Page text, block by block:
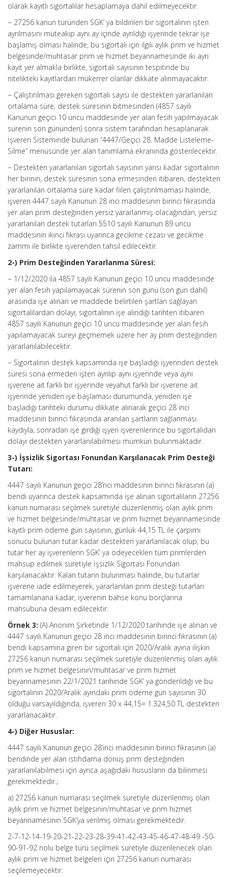
olarak kayıtlı sigortalılar hesaplamaya dahil edilmeyecektir.
− 27256 kanun türünden SGK’ ya bildirilen bir sigortalının işten
ayrılmasını müteakip aynı ay içinde ayrıldığı işyerinde tekrar işe
başlamış olması halinde, bu sigortalı için ilgili aylık prim ve hizmet
belgesinde/muhtasar prim ve hizmet beyannamesinde iki ayrı
kayıt yer almakla birlikte, sigortalı sayısının tespitinde bu
nitelikteki kayıtlardan mükerrer olanlar dikkate alınmayacaktır.
− Çalıştırılması gereken sigortalı sayısı ile destekten yararlanılan
ortalama süre, destek süresinin bitmesinden (4857 sayılı
Kanunun geçici 10 uncu maddesinde yer alan fesih yapılmayacak
sürenin son gününden) sonra sistem tarafından hesaplanarak
İşveren Sisteminde bulunan “4447/Geçici 28. Madde Listeleme-
Silme” menüsünde yer alan tanımlama ekranında gösterilecektir.
− Destekten yararlanılan sigortalı sayısının yarısı kadar sigortalının
her birinin, destek süresinin sona ermesinden itibaren, destekten
yararlanılan ortalama süre kadar fiilen çalıştırılmaması halinde,
işveren 4447 sayılı Kanunun 28 inci maddesinin birinci fıkrasında
yer alan prim desteğinden yersiz yararlanmış olacağından, yersiz
yararlanılan destek tutarları 5510 sayılı Kanunun 89 uncu
maddesinin ikinci fıkrası uyarınca gecikme cezası ve gecikme
zammı ile birlikte işverenden tahsil edilecektir.
2-) Prim Desteğinden Yararlanma Süresi:
− 1/12/2020 ila 4857 sayılı Kanunun geçici 10 uncu maddesinde
yer alan fesih yapılamayacak sürenin son günü (son gün dahil)
arasında işe alınan ve maddede belirtilen şartları sağlayan
sigortalılardan dolayı, sigortalının işe alındığı tarihten itibaren
4857 sayılı Kanunun geçici 10 uncu maddesinde yer alan fesih
yapılamayacak süreyi geçmemek üzere her ay prim desteğinden
yararlanılabilecektir.
− Sigortalının destek kapsamında işe başladığı işyerinden destek
süresi sona ermeden işten ayrılıp aynı işyerinde veya aynı
işverene ait farklı bir işyerinde veyahut farklı bir işverene ait
işyerinde yeniden işe başlaması durumunda, yeniden işe
başladığı tarihteki durumu dikkate alınarak geçici 28 inci
maddesinin birinci fıkrasında aranılan şartların sağlanması
kaydıyla, sonradan işe girdiği işyeri işverenlerince bu sigortalıdan
dolayı destekten yararlanılabilmesi mümkün bulunmaktadır.
3-) İşsizlik Sigortası Fonundan Karşılanacak Prim Desteği
Tutarı:
4447 sayılı Kanunun geçici 28’nci maddesinin birinci fıkrasının (a)
bendi uyarınca destek kapsamında işe alınan sigortalıların 27256
kanun numarası seçilmek suretiyle düzenlenmiş olan aylık prim
ve hizmet belgesinde/muhtasar ve prim hizmet beyannamesinde
kayıtlı prim ödeme gün sayısının, günlük 44,15 TL ile çarpımı
sonucu bulunan tutar kadar destekten yararlanılacak olup, bu
tutar her ay işverenlerin SGK’ ya ödeyecekleri tüm primlerden
mahsup edilmek suretiyle İşsizlik Sigortası Fonundan
karşılanacaktır. Kalan tutarın bulunması halinde, bu tutarlar
işverene iade edilmeyerek, yararlanılan prim desteği tutarları
tamamlanana kadar, işverenin bahse konu borçlarına
mahsubuna devam edilecektir.
Örnek 3: (A) Anonim Şirketinde 1/12/2020 tarihinde işe alınan ve
4447 sayılı Kanunun geçici 28 inci maddesinin birinci fıkrasının (a)
bendi kapsamına giren bir sigortalı için 2020/Aralık ayına ilişkin
27256 kanun numarası seçilmek suretiyle düzenlenmiş olan aylık
prim ve hizmet belgesinin/muhtasar ve prim hizmet
beyannamesinin 22/1/2021 tarihinde SGK’ ya gönderildiği ve bu
sigortalının 2020/Aralık ayındaki prim ödeme gün sayısının 30
olduğu varsayıldığında, işveren 30 x 44,15= 1.324,50 TL destekten
yararlanacaktır.
4-) Diğer Hususlar:
4447 sayılı Kanunun geçici 28’inci maddesinin birinci fıkrasının (a)
bendinde yer alan istihdama dönüş prim desteğinden
yararlanılabilmesi için ayrıca aşağıdaki hususların da bilinmesi
gerekmektedir.;
a) 27256 kanun numarası seçilmek suretiyle düzenlenmiş olan
aylık prim ve hizmet belgesinin/muhtasar ve prim hizmet
beyannamesinin SGK’ya verilmiş olması gerekmektedir.
2-7-12-14-19-20-21-22-23-28-39-41-42-43-45-46-47-48-49 -50-
90-91-92 nolu belge türü seçilmek suretiyle düzenlenecek olan
aylık prim ve hizmet belgeleri için 27256 kanun numarası
seçilemeyecektir.